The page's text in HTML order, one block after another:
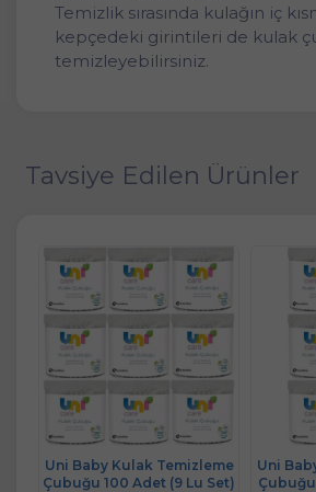
Temizlik sırasında kulağın iç
kepçedeki girintileri de kulak
temizleyebilirsiniz.
Tavsiye Edilen Ürünler
Uni Baby Kulak Temizleme
Çubuğu 100 Adet (9 Lu Set)
Uni
Çubuğu